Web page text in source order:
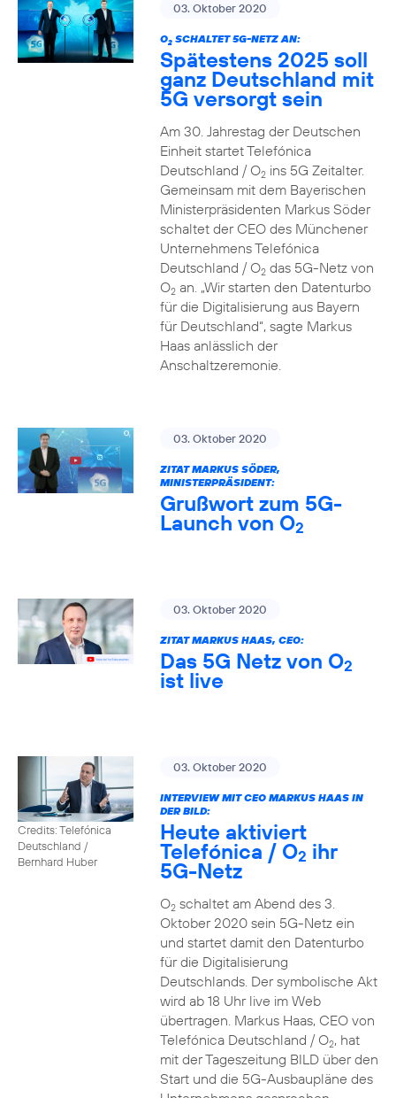
03. Oktober 2020
O2SCHALTET 5G-NETZ AN:
Spätestens 2025 soll
ganz Deutschland mit
5G versorgt sein
Am 30. Jahrestag der Deutschen
Einheit startet Telefónica
Deutschland / O2ins 5G Zeitalter.
Gemeinsam mit dem Bayerischen
Ministerpräsidenten Markus Söder
schaltet der CEO des Münchener
Unternehmens Telefónica
Deutschland / O2das 5G-Netz von
O2an. „Wir starten den Datenturbo
für die Digitalisierung aus Bayern
für Deutschland“, sagte Markus
Haas anlässlich der
Anschaltzeremonie.
03. Oktober 2020
ZITAT MARKUS SÖDER,
MINISTERPRÄSIDENT:
Grußwort zum 5G-
Launch von O2
03. Oktober 2020
ZITAT MARKUS HAAS, CEO:
Das 5G Netz von O2
ist live
Credits: Telefónica
Deutschland /
Bernhard Huber
03. Oktober 2020
INTERVIEW MIT CEO MARKUS HAAS IN
DER BILD:
Heute aktiviert
Telefónica / O2 ihr
5G-Netz
O2schaltet am Abend des 3.
Oktober 2020 sein 5G-Netz ein
und startet damit den Datenturbo
für die Digitalisierung
Deutschlands. Der symbolische Akt
wird ab 18 Uhr live im Web
übertragen. Markus Haas, CEO von
Telefónica Deutschland / O2, hat
mit der Tageszeitung BILD über den
Start und die 5G-Ausbaupläne des